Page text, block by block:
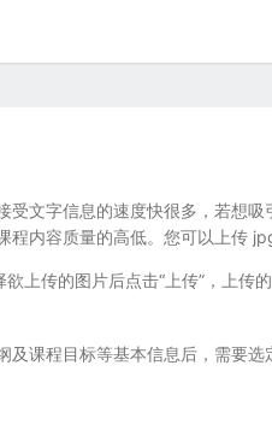
受文字信息的速度快很多，若想
程内容质量的高低。您可以上传
上传的图片后点击“上传”，上传
及课程目标等基本信息后，需要